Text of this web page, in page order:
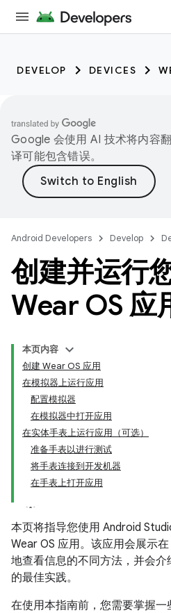
DEVELOP DEVICES
Google 会使用 AI 技术将内容
译可能包含错误。
Android Developers Develop
创建并运行
Wear OS 应
本页内容
创建 Wear OS 应用
在模拟器上运行应用
配置模拟器
在模拟器中打开应用
在实体手表上运行应用（可选）
准备手表以进行测试
将手表连接到开发机器
在手表上打开应用
本页将指导您使用 Android
Wear OS 应用。该应用会展示
地查看信息的不同方法，并会
的最佳实践。
在使用本指南前，您需要掌握一